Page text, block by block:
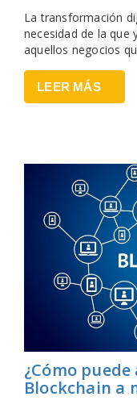
La transformación
necesidad de la que
aquellos negocios
LEER MÁS
¿Cómo
Blockchain a